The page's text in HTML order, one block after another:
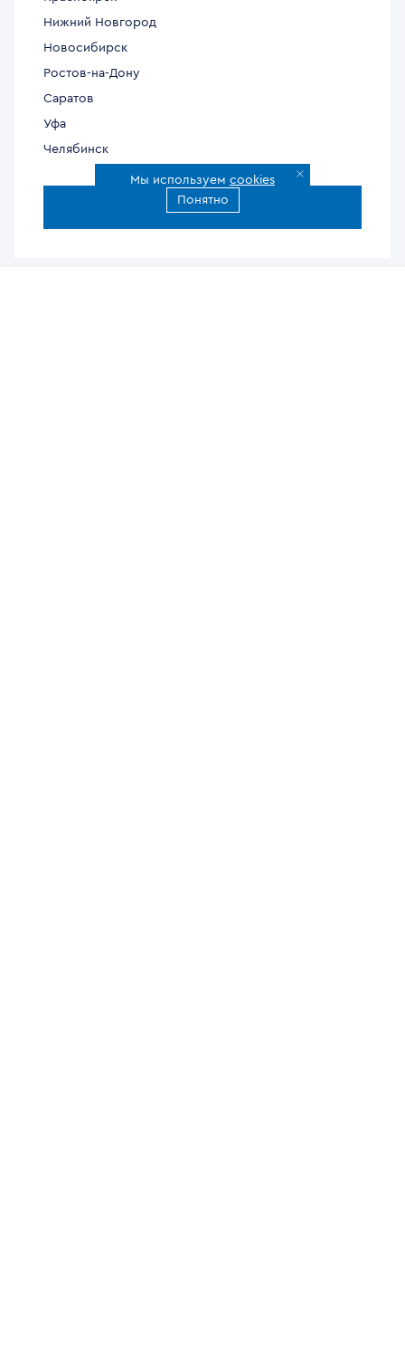
Нижний Новгород
Новосибирск
Ростов-на-Дону
Саратов
Уфа
Челябинск
Все города доставки
Мы используем cookies
Понятно